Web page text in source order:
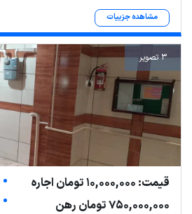
مشاهده جزییات
3 تصویر
قیمت: 10,000,000 تومان اجاره
750,000,000 تومان رهن